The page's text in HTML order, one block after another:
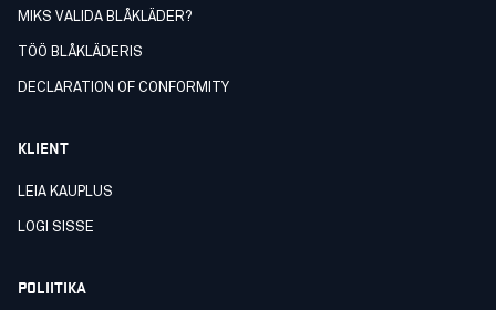
MIKS VALIDA BLÅKLÄDER?
TÖÖ BLÅKLÄDERIS
DECLARATION OF CONFORMITY
KLIENT
LEIA KAUPLUS
LOGI SISSE
POLIITIKA